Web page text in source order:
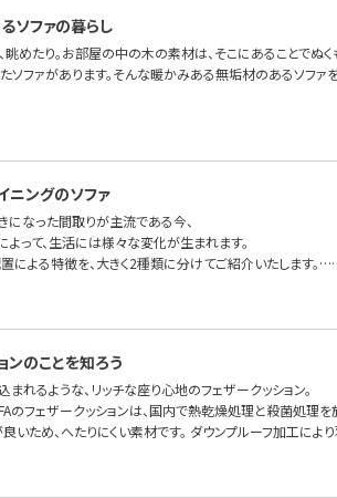
ソファの暮らし
眺めたり。お部屋の中の木の素材は、そこにあることでぬ
ソファがあります。そんな暖かみある無垢材のあるソファ
ニングのソファ
になった間取りが主流である今、
よって、生活には様々な変化が生まれます。
による特徴を、大きく2種類に分けてご紹介いたします。
ンのことを知ろう
まれるような、リッチな座り心地のフェザークッション。
のフェザークッションは、国内で熱乾燥処理と殺菌処理
いため、へたりにくい素材です。 ダウンプルーフ加工に